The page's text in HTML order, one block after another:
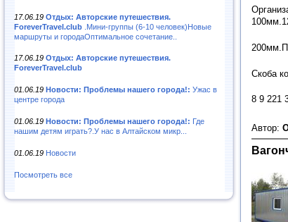
17.06.19 Отдых: Авторские путешествия.
ForeverTravel.club .Мини-группы (6-10 человек)Новые
маршруты и городаОптимальное сочетание..
17.06.19 Отдых: Авторские путешествия.
ForeverTravel.club
01.06.19 Новости: Проблемы нашего города!: Ужас в
центре города
01.06.19 Новости: Проблемы нашего города!: Где
нашим детям играть?.У нас в Алтайском микр...
01.06.19 Новости
Посмотреть все
Скоба
8 9
Автор: